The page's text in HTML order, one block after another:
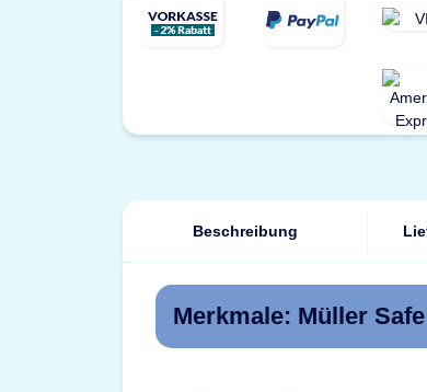
Beschreibung
Merkmale: Müller